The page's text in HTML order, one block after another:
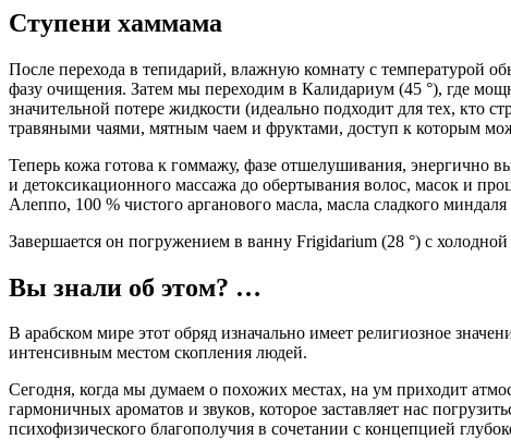
Ступени хаммама
После перехода в тепидарий, влажную комнату с температурой
фазу очищения. Затем мы переходим в Калидариум (45 °), где
значительной потере жидкости (идеально подходит для тех, кто
травяными чаями, мятным чаем и фруктами, доступ к которым
Теперь кожа готова к гоммажу, фазе отшелушивания, энергично
и детоксикационного массажа до обертывания волос, масок и
Алеппо, 100 % чистого арганового масла, масла сладкого
Завершается он погружением в ванну Frigidarium (28 °) с
Вы знали об этом? …
В арабском мире этот обряд изначально имеет религиозное
интенсивным местом скопления людей.
Сегодня, когда мы думаем о похожих местах, на ум приходит
гармоничных ароматов и звуков, которое заставляет нас
психофизического благополучия в сочетании с концепцией